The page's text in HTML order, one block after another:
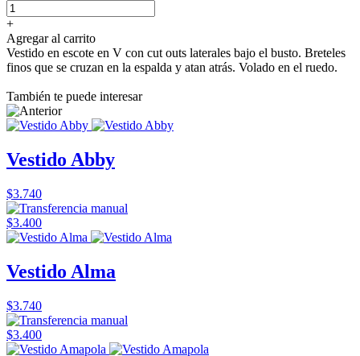
+
Agregar al carrito
Vestido en escote en V con cut outs laterales bajo el busto. Breteles
finos que se cruzan en la espalda y atan atrás. Volado en el ruedo.
También te puede interesar
Vestido Abby
$3.740
$3.400
Vestido Alma
$3.740
$3.400